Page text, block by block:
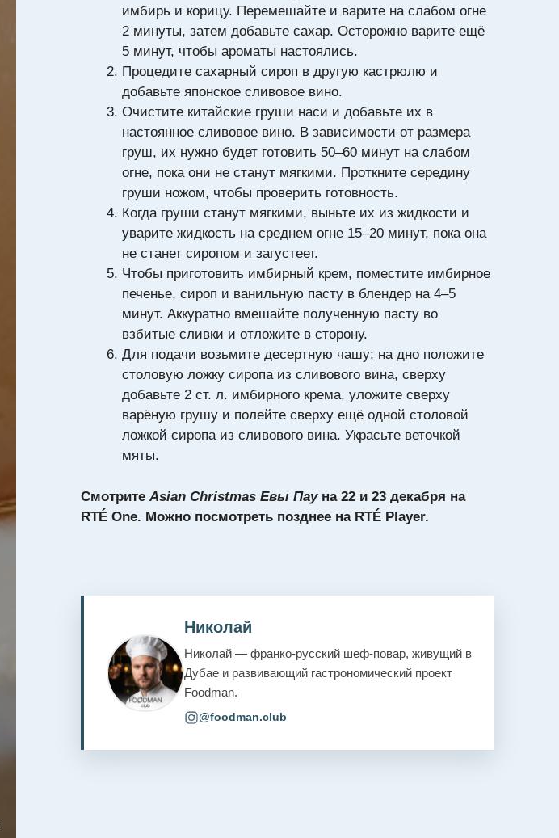
имбирь и корицу. Перемешайте и варите на слабом огне
2 минуты, затем добавьте сахар. Осторожно варите ещё
5 минут, чтобы ароматы настоялись.
Процедите сахарный сироп в другую кастрюлю и
добавьте японское сливовое вино.
Очистите китайские груши наси и добавьте их в
настоянное сливовое вино. В зависимости от размера
груш, их нужно будет готовить 50–60 минут на слабом
огне, пока они не станут мягкими. Проткните середину
груши ножом, чтобы проверить готовность.
Когда груши станут мягкими, выньте их из жидкости и
уварите жидкость на среднем огне 15–20 минут, пока она
не станет сиропом и загустеет.
Чтобы приготовить имбирный крем, поместите имбирное
печенье, сироп и ванильную пасту в блендер на 4–5
минут. Аккуратно вмешайте полученную пасту во
взбитые сливки и отложите в сторону.
Для подачи возьмите десертную чашу; на дно положите
столовую ложку сиропа из сливового вина, сверху
добавьте 2 ст. л. имбирного крема, уложите сверху
варёную грушу и полейте сверху ещё одной столовой
ложкой сиропа из сливового вина. Украсьте веточкой
мяты.
Смотрите Asian Christmas Евы Пауна 22 и 23 декабря на
RTÉ One. Можно посмотреть позднее на RTÉ Player.
Николай
Николай — франко-русский шеф-повар, живущий в
Дубае и развивающий гастрономический проект
Foodman.
@foodman.club